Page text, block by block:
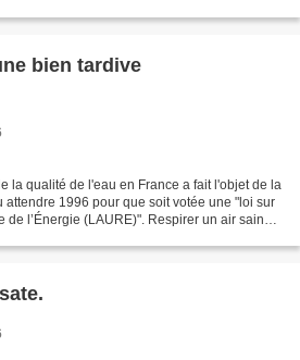
bien tardive
la qualité de l'eau en France a fait l'objet de la
1996 pour que soit votée une "loi sur
l’Énergie (LAURE)". Respirer un air sain